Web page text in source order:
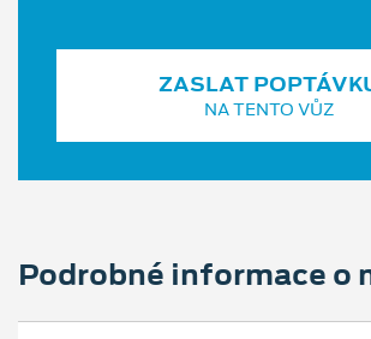
ZASLAT
NA TENTO VŮZ
Podrobné informace o